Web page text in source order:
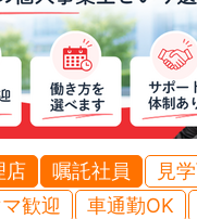
店 嘱託社員
見
歓迎
車通勤OK